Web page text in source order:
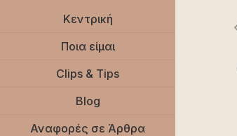
Κεντρική
Ποια είμαι
Clips & Tips
Blog
Αναφορές σε Άρθρα